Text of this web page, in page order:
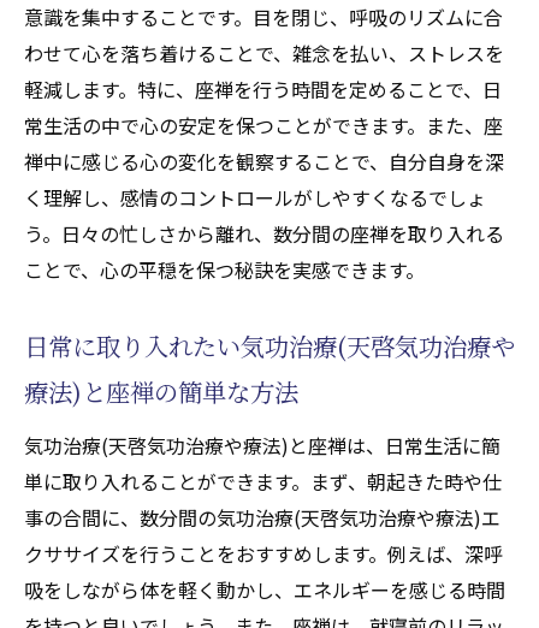
意識を集中することです。目を閉じ、呼吸のリズムに合
わせて心を落ち着けることで、雑念を払い、ストレスを
軽減します。特に、座禅を行う時間を定めることで、日
常生活の中で心の安定を保つことができます。また、座
禅中に感じる心の変化を観察することで、自分自身を深
く理解し、感情のコントロールがしやすくなるでしょ
う。日々の忙しさから離れ、数分間の座禅を取り入れる
ことで、心の平穏を保つ秘訣を実感できます。
日常に取り入れたい気功治療(天啓気功治療や
療法)と座禅の簡単な方法
気功治療(天啓気功治療や療法)と座禅は、日常生活に簡
単に取り入れることができます。まず、朝起きた時や仕
事の合間に、数分間の気功治療(天啓気功治療や療法)エ
クササイズを行うことをおすすめします。例えば、深呼
吸をしながら体を軽く動かし、エネルギーを感じる時間